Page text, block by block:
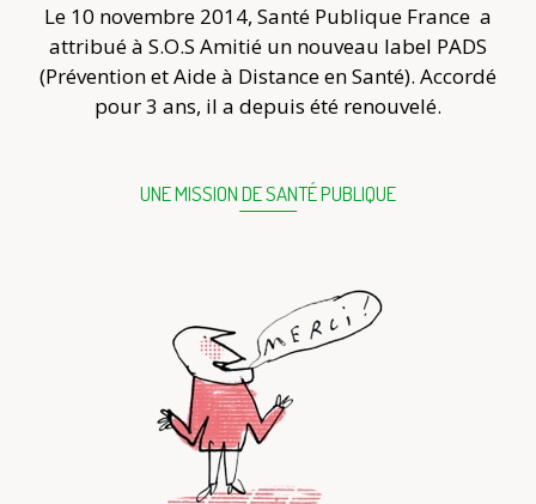
Le 10 novembre 2014, Santé Publique France a
attribué à S.O.S Amitié un nouveau label PADS
(Prévention et Aide à Distance en Santé). Accordé
pour 3 ans, il a depuis été renouvelé.
UNE MISSION DE SANTÉ PUBLIQUE